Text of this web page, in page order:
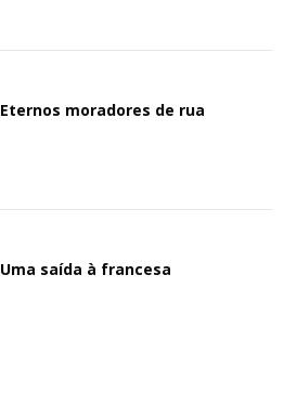
Eternos moradores de rua
Uma saída à francesa